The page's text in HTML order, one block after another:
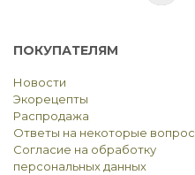
ПОКУПАТЕЛЯМ
Новости
Экорецепты
Распродажа
Ответы на некоторые
Согласие на обработку
персональных данных